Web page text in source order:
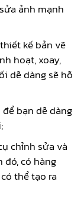
ảnh mạnh
kế bản vẽ
hoạt, xoay,
dễ dàng sẽ hỗ
bạn dễ dàng
chỉnh sửa và
đó, có hàng
thể tạo ra